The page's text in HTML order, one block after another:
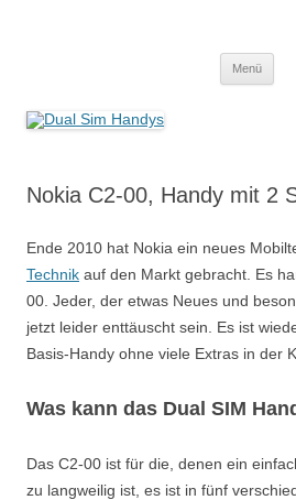
Menü
Nokia C2-00, Handy mit 2
Ende 2010 hat Nokia ein neues
Technik auf den Markt gebracht. Es
00. Jeder, der etwas Neues und
jetzt leider enttäuscht sein. Es ist
Basis-Handy ohne viele Extras in der
Was kann das Dual SIM
Das C2-00 ist für die, denen ein
zu langweilig ist, es ist in fünf